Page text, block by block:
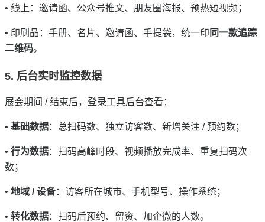
• 线上：邀请函、公众号推文、朋友圈海报、预热短视频；
• 印刷品：手册、名片、邀请函、手提袋，统一印 同一款追踪
二维码。
5. 后台实时监控数据
展会期间 /结束后，登录工具后台查看：
• 基础数据：总扫码数、独立访客数、新增关注 /预约数；
• 行为数据：扫码高峰时段、视频播放完成率、重复扫码次
数；
• 地域 /设备：访客所在城市、手机型号、操作系统；
• 转化数据：扫码后预约、留资、加企微的人数。